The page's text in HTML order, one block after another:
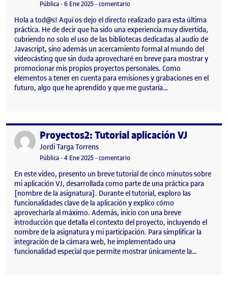
Visibilidad:
Pública-Fecha de publicación
6 Ene 2025-comentario
Hola a tod@s! Aquí os dejo el directo realizado para esta última
práctica. He de decir que ha sido una experiencia muy divertida,
cubriendo no solo el uso de las bibliotecas dedicadas al audio de
Javascript, sino además un acercamiento formal al mundo del
videocásting que sin duda aprovecharé en breve para mostrar y
promocionar mis propios proyectos personales. Como
elementos a tener en cuenta para emisiones y grabaciones en el
futuro, algo que he aprendido y que me gustaría…
Publicado porProyectos2: Tutorial aplicación VJ
Publicado por
Jordi Targa Torrens
Visibilidad:
Pública-Fecha de publicación
4 Ene 2025-comentario
En este video, presento un breve tutorial de cinco minutos sobre
mi aplicación VJ, desarrollada como parte de una práctica para
[nombre de la asignatura]. Durante el tutorial, exploro las
funcionalidades clave de la aplicación y explico cómo
aprovecharla al máximo. Además, inicio con una breve
introducción que detalla el contexto del proyecto, incluyendo el
nombre de la asignatura y mi participación. Para simplificar la
integración de la cámara web, he implementado una
funcionalidad especial que permite mostrar únicamente la…